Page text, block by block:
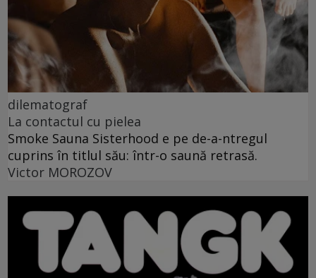
dilematograf
La contactul cu pielea
Smoke Sauna Sisterhood e pe de-a-ntregul
cuprins în titlul său: într-o saună retrasă.
Victor MOROZOV